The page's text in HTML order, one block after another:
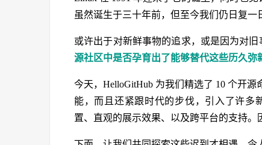
虽然诞生于三十年前，但至今我们仍日复一
或许出于对新鲜事物的追求，或是因为对旧
源社区中是否孕育出了能够替代这些历久
今天，HelloGitHub 为我们精选了 10 个开
能，而且还紧跟时代的步伐，引入了许多
置、直观的展示效果、以及跨平台的支持。